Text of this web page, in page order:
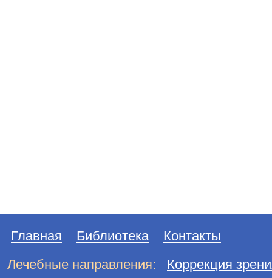
Главная Библиотека
Контакты
Лечебные направления:
Коррекция